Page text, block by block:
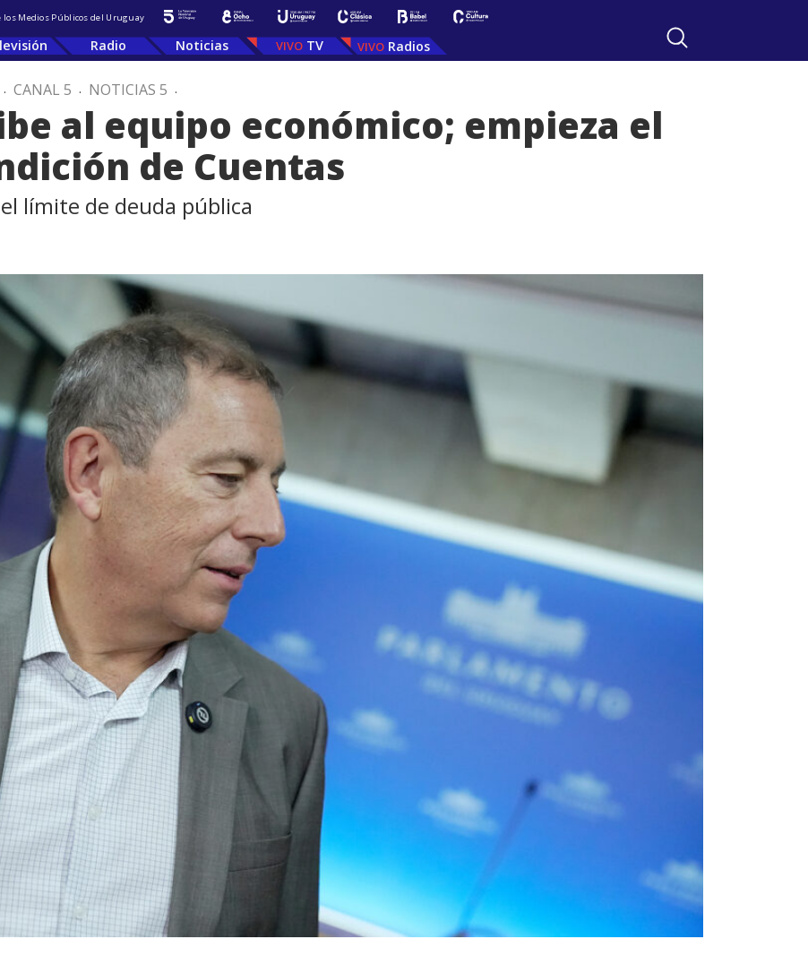
los Medios Públicos del Uruguay
Radio Noticias TV Radios
. CANAL 5 . NOTICIAS 5 .
al equipo económico; empieza el
de Cuentas
límite de deuda pública